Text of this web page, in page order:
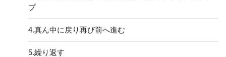
プ
4.真ん中に戻り再び前へ進む
5.繰り返す